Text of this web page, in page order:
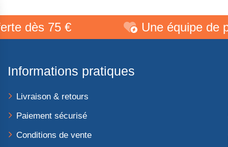
€ Une équipe de
Informations pratiques
Livraison & retours
Paiement sécurisé
Conditions de vente